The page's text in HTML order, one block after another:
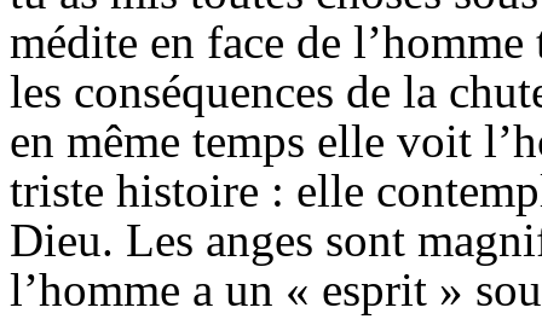
médite en face de
les conséquences de la
en même temps elle voit
triste histoire : elle
Dieu. Les anges sont
l’homme a un « esprit »